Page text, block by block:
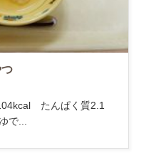
104kcal たんぱく質2.1
...